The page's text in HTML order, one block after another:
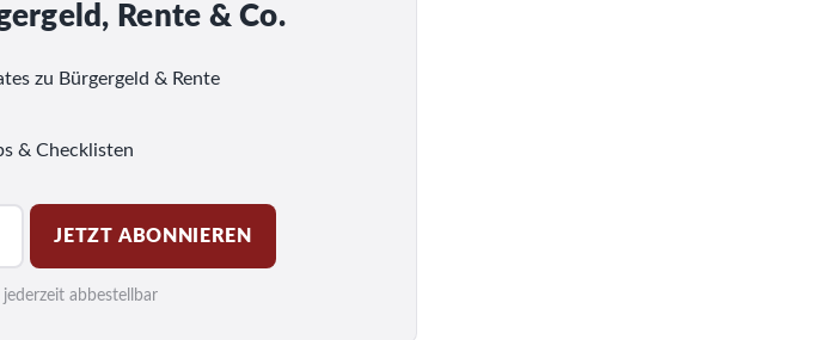
Rente & Co.
zu Bürgergeld & Rente
& Checklisten
JETZT ABONNIEREN
abbestellbar